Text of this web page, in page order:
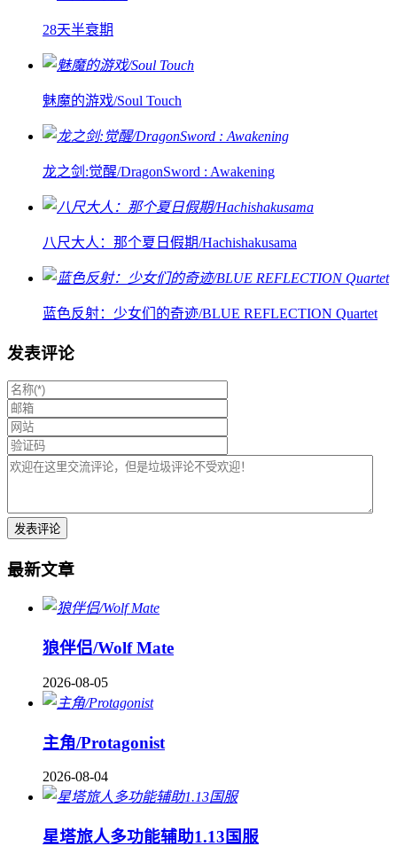
28天半衰期
魅魔的游戏/Soul Touch
龙之剑:觉醒/DragonSword : Awakening
八尺大人：那个夏日假期/Hachishakusama
蓝色反射：少女们的奇迹/BLUE REFLECTION Quartet
发表评论
最新文章
狼伴侣/Wolf Mate
2026-08-05
主角/Protagonist
2026-08-04
星塔旅人多功能辅助1.13国服